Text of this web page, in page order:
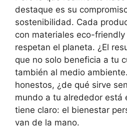
destaque es su
sostenibilidad. Cada
con materiales eco-
respetan el planeta. ¿El
que no solo beneficia a tu
también al medio
honestos, ¿de qué sirve
mundo a tu alrededor está
tiene claro: el bienestar
van de la mano.